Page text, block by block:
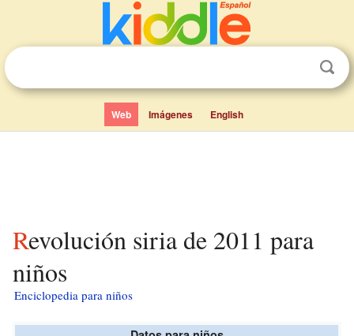
Web Imágenes English
Revolución siria de 2011 para
niños
Enciclopedia para niños